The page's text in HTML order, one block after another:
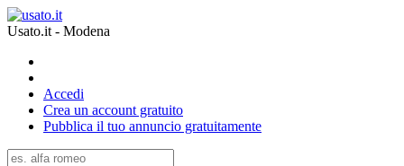
Usato.it - Modena
Accedi
Crea un account gratuito
Pubblica il tuo annuncio gratuitamente